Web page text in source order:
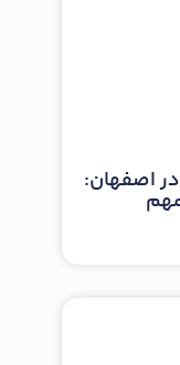
اصفهان: